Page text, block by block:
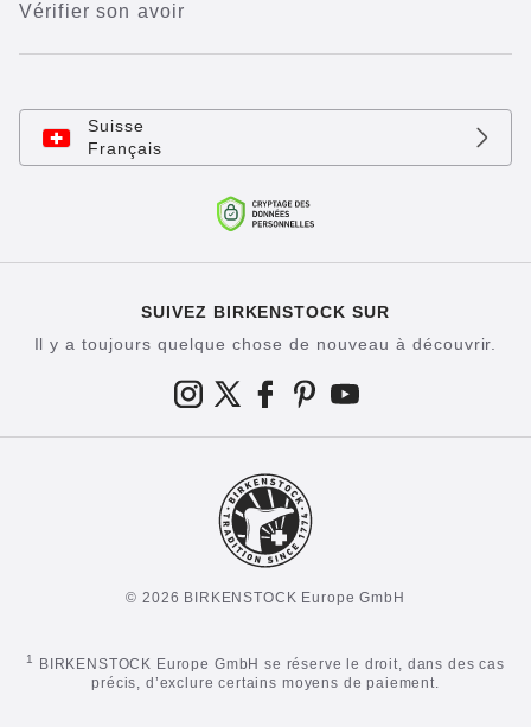
Vérifier son avoir
Suisse
Français
SUIVEZ BIRKENSTOCK SUR
Il y a toujours quelque chose de nouveau à découvrir.
© 2026 BIRKENSTOCK Europe GmbH
1
BIRKENSTOCK Europe GmbH se réserve le droit, dans des cas
précis, d’exclure certains moyens de paiement.